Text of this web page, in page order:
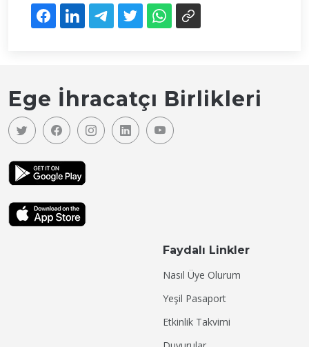
Ege İhracatçı Birlikleri
Faydalı Linkler
Nasıl Üye Olurum
Yeşil Pasaport
Etkinlik Takvimi